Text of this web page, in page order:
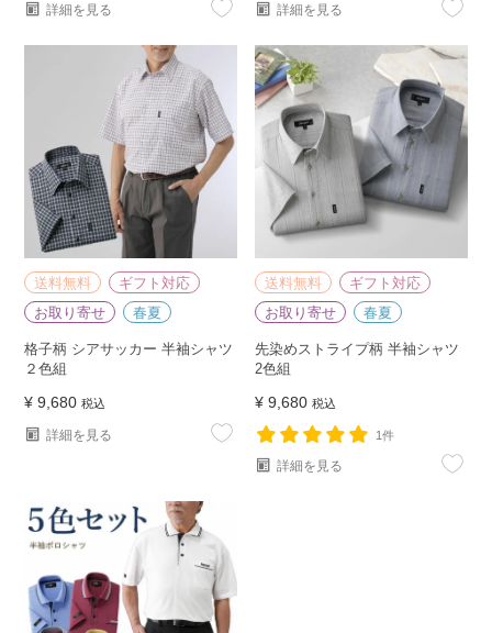
詳細を見る 詳細を見る
送料無料
ギフト対応
お取り寄せ
春夏
格子柄 シアサッカー 半袖シャツ
２色組
¥ 9,680 税込
詳細を見る
送料無料
ギフト対応
お取り寄せ
春夏
先染めストライプ柄 半袖シャツ
2色組
¥ 9,680 税込
1件
詳細を見る